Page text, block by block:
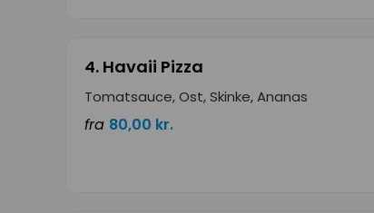
4. Havaii Pizza
Tomatsauce, Ost, Skinke, Ananas
fra 80,00 kr.